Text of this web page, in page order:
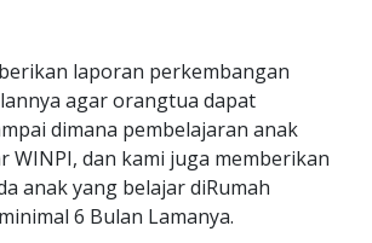
laporan perkembangan
agar orangtua dapat
dimana pembelajaran anak
WINPI, dan kami juga memberikan
anak yang belajar diRumah
6 Bulan Lamanya.